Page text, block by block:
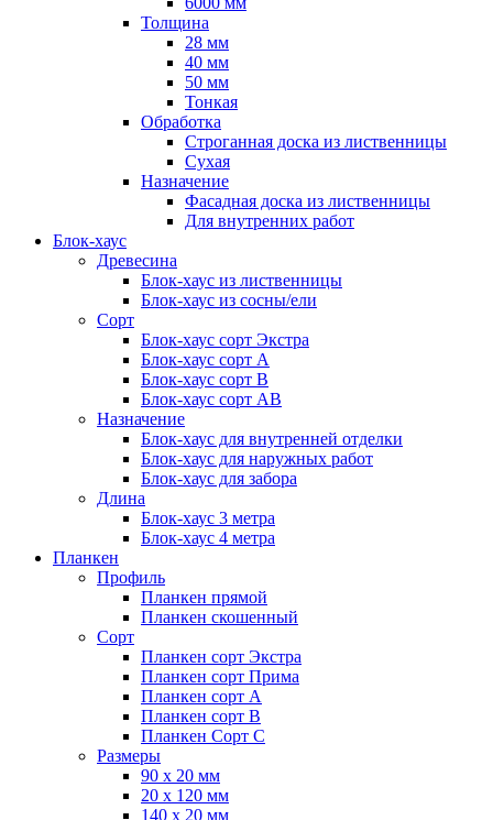
Толщина
28 мм
40 мм
50 мм
Тонкая
Обработка
Строганная доска из лиственницы
Сухая
Назначение
Фасадная доска из лиственницы
Для внутренних работ
Блок-хаус
Древесина
Блок-хаус из лиственницы
Блок-хаус из сосны/ели
Сорт
Блок-хаус сорт Экстра
Блок-хаус сорт А
Блок-хаус сорт B
Блок-хаус сорт АВ
Назначение
Блок-хаус для внутренней отделки
Блок-хаус для наружных работ
Блок-хаус для забора
Длина
Блок-хаус 3 метра
Блок-хаус 4 метра
Планкен
Профиль
Планкен прямой
Планкен скошенный
Сорт
Планкен сорт Экстра
Планкен сорт Прима
Планкен сорт А
Планкен сорт B
Планкен Сорт C
Размеры
90 х 20 мм
20 х 120 мм
140 х 20 мм